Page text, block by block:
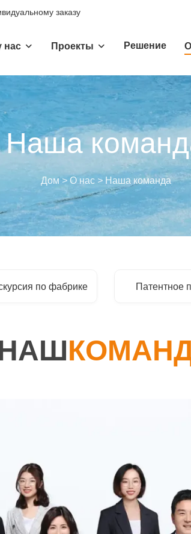
заказу
нас Проекты Решение
Наша
Дом > О нас > Наша команда
по фабрике Патентное